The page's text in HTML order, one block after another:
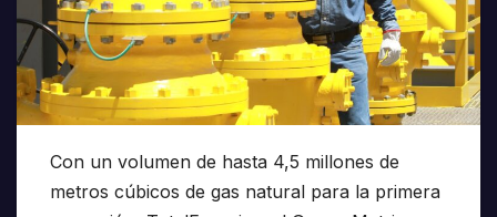
Con un volumen de hasta 4,5 millones de
metros cúbicos de gas natural para la primera